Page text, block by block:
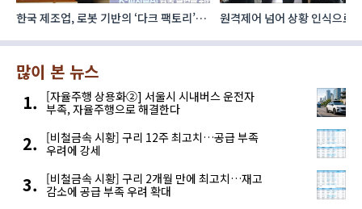
한국 제조업, 로봇 기반의 ‘다크 팩토리’로
원격제어 넘어 상황 인식으로,
많이 본 뉴스
[자율주행 상용화②] 서울시 시내버스 운전자
부족, 자율주행으로 해결한다
[비철금속 시황] 구리 12주 최고치…공급 부족
우려에 강세
[비철금속 시황] 구리 2개월 만에 최고치…재고
감소에 공급 부족 우려 확대